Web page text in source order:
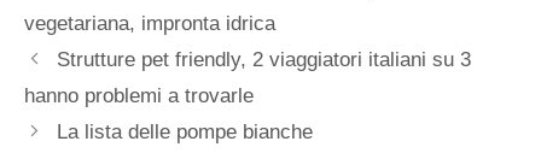
vegetariana, impronta idrica
Strutture pet friendly, 2 viaggiatori italiani su 3
hanno problemi a trovarle
La lista delle pompe bianche